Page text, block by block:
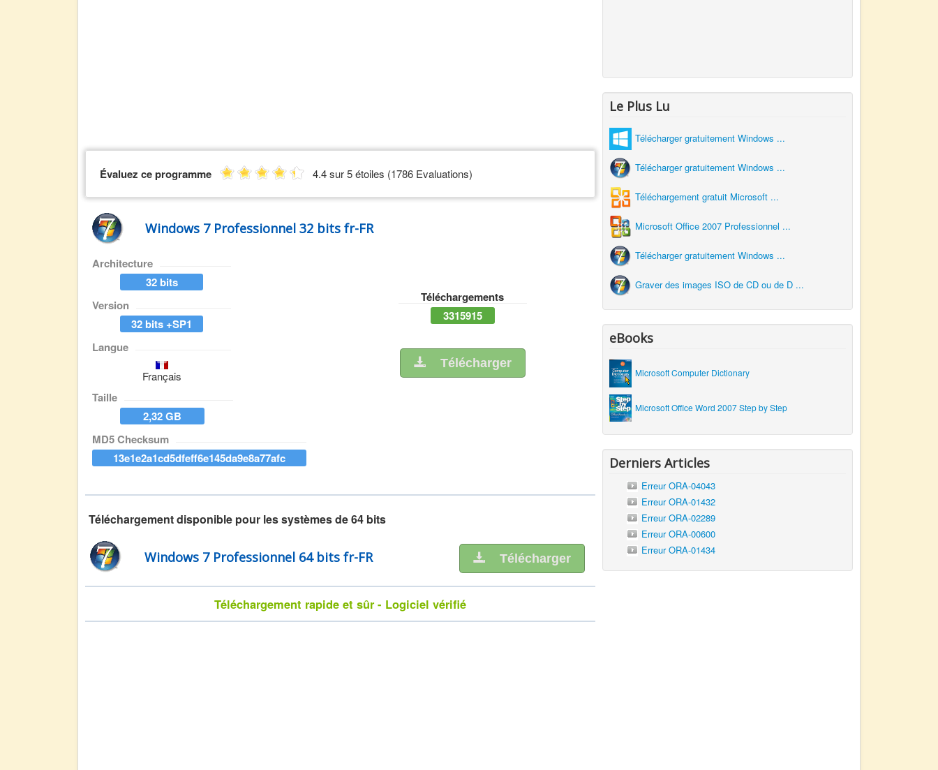
Évaluez ce programme 4.4 sur 5 étoiles (1786 Evaluations)
Windows 7 Professionnel 32 bits fr-FR
Architecture
32 bits
Version
32 bits +SP1
Langue
Français
Taille
2,32 GB
MD5 Checksum
13e1e2a1cd5dfeff6e145da9e8a77afc
Téléchargements
3315915
Télécharger
Téléchargement disponible pour les systèmes de 64 bits
Windows 7 Professionnel 64 bits fr-FR Télécharger
Téléchargement rapide et sûr - Logiciel vérifié
Le Plus Lu
Télécharger gratuitement Windows ...
Télécharger gratuitement Windows ...
Téléchargement gratuit Microsoft ...
Microsoft Office 2007 Professionnel ...
Télécharger gratuitement Windows ...
Graver des images ISO de CD ou de D ...
eBooks
Microsoft Computer Dictionary
Microsoft Office Word 2007 Step by Step
Derniers Articles
Erreur ORA-04043
Erreur ORA-01432
Erreur ORA-02289
Erreur ORA-00600
Erreur ORA-01434